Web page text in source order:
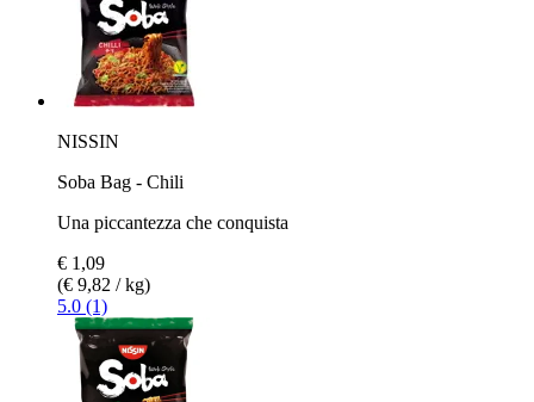
NISSIN
Soba Bag - Chili
Una piccantezza che conquista
€ 1,09
(€ 9,82 / kg)
5.0 (1)